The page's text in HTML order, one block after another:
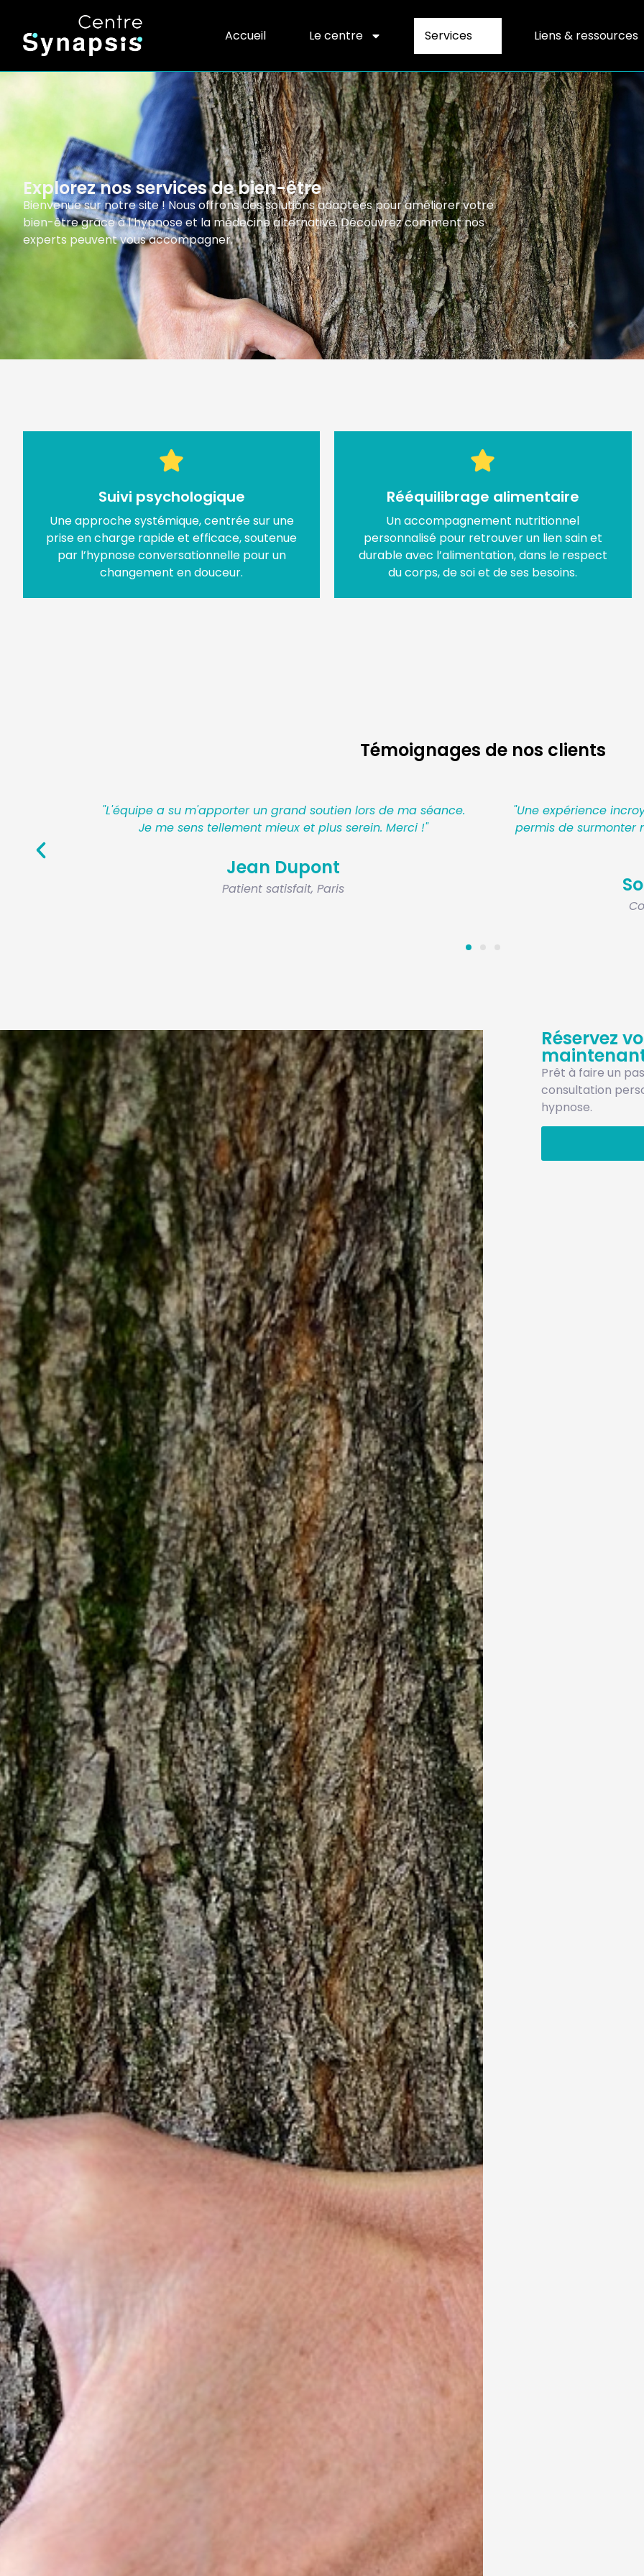
Accueil Le centre Services Liens & ressources
Explorez nos services de bien-être
Bienvenue sur notre site ! Nous offrons des solutions adaptées pour améliorer votre
bien-être grâce à l’hypnose et la médecine alternative. Découvrez comment nos
experts peuvent vous accompagner.
Suivi psychologique
Une approche systémique, centrée sur une
prise en charge rapide et efficace, soutenue
par l’hypnose conversationnelle pour un
changement en douceur.
Rééquilibrage alimentaire
Un accompagnement nutritionnel
personnalisé pour retrouver un lien sain et
durable avec l’alimentation, dans le respect
du corps, de soi et de ses besoins.
Témoignages de nos clients
"Une expérience incroyable ! Les techniques utilisées m'ont
permis de surmonter mes inquiétudes. Je le recommande
Sophie Martin
"Les séances m'ont
peux que
Réservez
Prêt à faire un
consultation
hypnose.